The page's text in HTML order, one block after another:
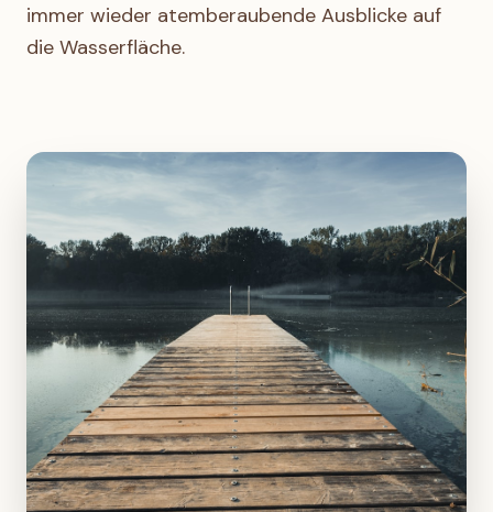
immer wieder atemberaubende Ausblicke auf
die Wasserfläche.